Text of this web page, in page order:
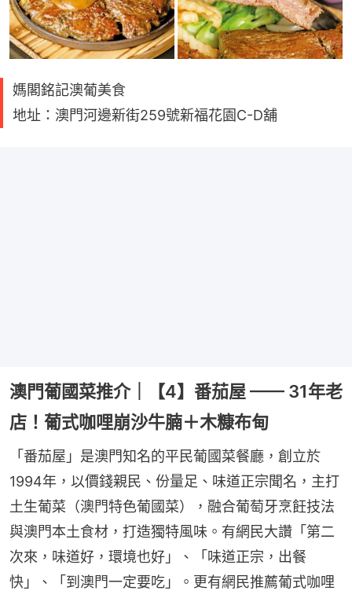
媽閣銘記澳葡美食
地址：澳門河邊新街259號新福花園C-D舖
澳門葡國菜推介｜【4】番茄屋 —— 31年老
店！葡式咖哩崩沙牛腩＋木糠布甸
「番茄屋」是澳門知名的平民葡國菜餐廳，創立於
1994年，以價錢親民、份量足、味道正宗聞名，主打
土生葡菜（澳門特色葡國菜），融合葡萄牙烹飪技法
與澳門本土食材，打造獨特風味。有網民大讚「第二
次來，味道好，環境也好」、「味道正宗，出餐
快」、「到澳門一定要吃」。更有網民推薦葡式咖哩